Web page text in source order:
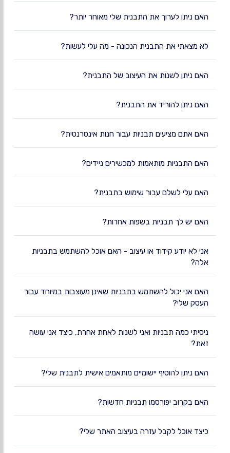
האם ניתן לערוך את התבנית שלי מאוחר יותר?
לא מצאתי את התבנית הנכונה - מה עלי לעשות?
האם ניתן לשנות את העיצוב של התבנית?
האם ניתן להוריד את התבנית?
האם אתם מציעים תבניות עבור חנות אינטרנטית?
האם התבניות מותאמות למכשירים ניידים?
האם עלי לשלם עבור שימוש בתבנית?
האם יש לך תבניות בשפות אחרות?
אני לא יודע קידוד או עיצוב - האם אוכל להשתמש בתבניות
אלה?
האם אני יכול להשתמש בתבניות שאינן מעוצבות במיוחד עבור
העסק שלי?
ניסיתי כמה תבניות ואני לשנות לאחת אחרת, כיצד אני עושה
זאת?
האם ניתן להוסיף יישומיים מותאמים אישית לתבנית שלי?
האם בקרוב יפורסמו תבניות חדשות?
כיצד אוכל לקבל עזרה בעיצוב האתר שלי?